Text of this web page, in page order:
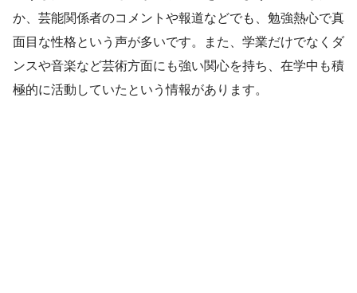
か、芸能関係者のコメントや報道などでも、勉強熱心で真
面目な性格という声が多いです。また、学業だけでなくダ
ンスや音楽など芸術方面にも強い関心を持ち、在学中も積
極的に活動していたという情報があります。